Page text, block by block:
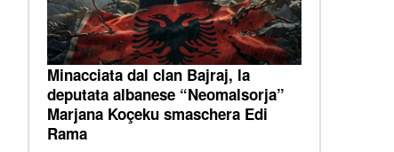
Minacciata dal clan Bajraj, la
deputata albanese “Neomalsorja”
Marjana Koçeku smaschera Edi
Rama